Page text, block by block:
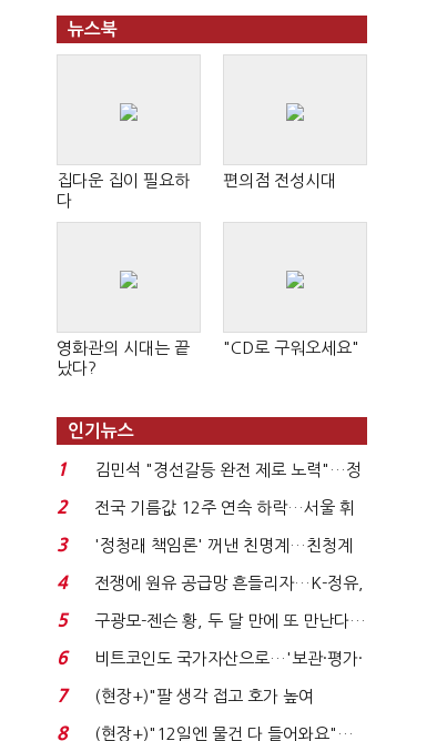
뉴스북
집다운 집이 필요하
다
편의점 전성시대
영화관의 시대는 끝
났다?
"CD로 구워오세요"
인기뉴스
1
김민석 "경선갈등 완전 제로 노력"…정
청래 "반명 공세 사...
2
전국 기름값 12주 연속 하락…서울 휘
발윳값 1909원...
3
'정청래 책임론' 꺼낸 친명계…친청계
는 추가투표 때리기...
4
전쟁에 원유 공급망 흔들리자…K-정유,
에너지안보 핵심...
5
구광모-젠슨 황, 두 달 만에 또 만난다…
로봇·AI 등 논...
6
비트코인도 국가자산으로…'보관·평가·
처분' 기준은 ...
7
(현장+)"팔 생각 접고 호가 높여
요"…'덜 똘똘한 한 채' 20...
8
(현장+)"12일엔 물건 다 들어와요"…